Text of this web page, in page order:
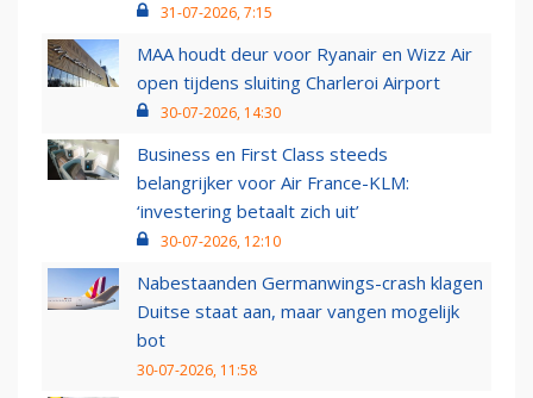
31-07-2026, 7:15
MAA houdt deur voor Ryanair en Wizz Air
open tijdens sluiting Charleroi Airport
30-07-2026, 14:30
Business en First Class steeds
belangrijker voor Air France-KLM:
‘investering betaalt zich uit’
30-07-2026, 12:10
Nabestaanden Germanwings-crash klagen
Duitse staat aan, maar vangen mogelijk
bot
30-07-2026, 11:58